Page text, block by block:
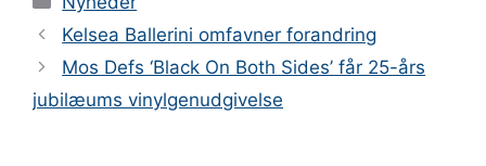
Kelsea Ballerini omfavner forandring
Mos Defs ‘Black On Both Sides’ får 25-års
jubilæums vinylgenudgivelse